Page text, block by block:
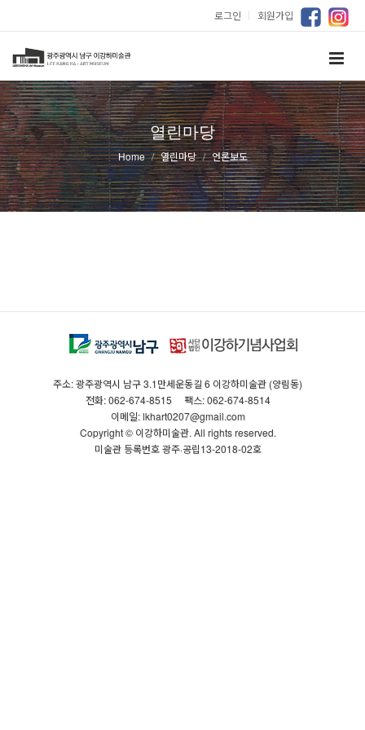
로그인 ｜ 회원가입
열린마당
Home 열린마당 언론보도
주소: 광주광역시 남구 3.1만세운동길 6 이강하미술관 (양림동)
전화: 062-674-8515
팩스: 062-674-8514
이메일: lkhart0207@gmail.com
Copyright © 이강하미술관. All rights reserved.
미술관 등록번호 광주·공립13-2018-02호